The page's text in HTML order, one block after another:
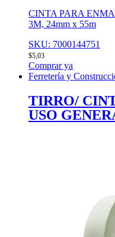
CINTA PARA
3M, 24mm x 55m
SKU: 7000144751
$5,03
Comprar ya
Ferretería y
TIRRO/
USO